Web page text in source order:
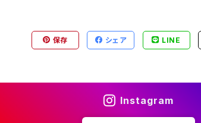
保存 シェア LINE
Instagram